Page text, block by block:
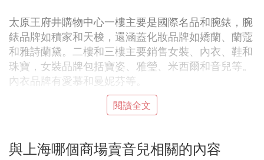
太原王府井購物中心一樓主要是國際名品和腕錶，腕
錶品牌如積家和天梭，還涵蓋化妝品牌如嬌蘭、蘭蔻
和雅詩蘭黛。二樓和三樓主要銷售女裝、內衣、鞋和
珠寶，女裝品牌包括寶姿、雅瑩、米西爾和音兒等。
內衣品牌有愛慕和曼妮芬等。
四樓主要銷售男裝和運動裝，運動裝品牌包括斐樂、
具，童裝品牌包括斐樂、好孩子和拉比等。
閱讀全文
與上海哪個商場賣音兒相關的內容